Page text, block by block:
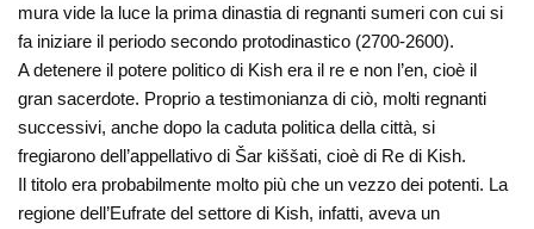
mura vide la luce la prima dinastia di regnanti sumeri con cui si
fa iniziare il periodo secondo protodinastico (2700-2600).
A detenere il potere politico di Kish era il re e non l’en, cioè il
gran sacerdote. Proprio a testimonianza di ciò, molti regnanti
successivi, anche dopo la caduta politica della città, si
fregiarono dell’appellativo di Šar kiššati, cioè di Re di Kish.
Il titolo era probabilmente molto più che un vezzo dei potenti. La
regione dell’Eufrate del settore di Kish, infatti, aveva un